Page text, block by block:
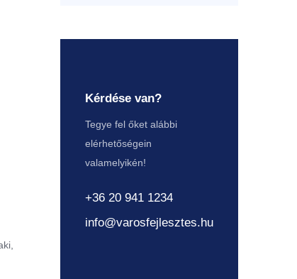
Kérdése van?
Tegye fel őket alábbi
elérhetőségein
valamelyikén!
+36 20 941 1234
info@varosfejlesztes.hu